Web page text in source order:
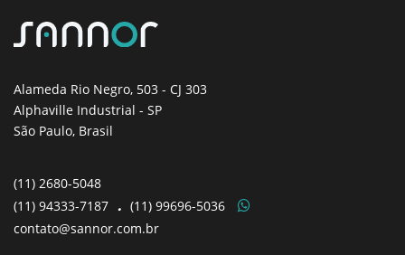
Alameda Rio Negro, 503 - CJ 303
Alphaville Industrial - SP
São Paulo, Brasil
(11) 2680-5048
(11) 94333-7187 . (11) 99696-5036
contato@sannor.com.br